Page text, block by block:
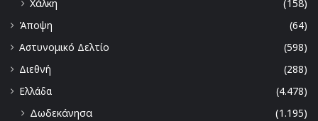
Χάλκη
(158)
Άποψη
(64)
Αστυνομικό Δελτίο
(598)
Διεθνή
(288)
Ελλάδα
(4.478)
Δωδεκάνησα
(1.195)